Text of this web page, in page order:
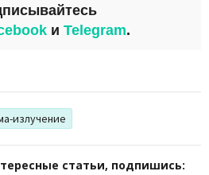
и Telegram.
излучение
статьи, подпишись: